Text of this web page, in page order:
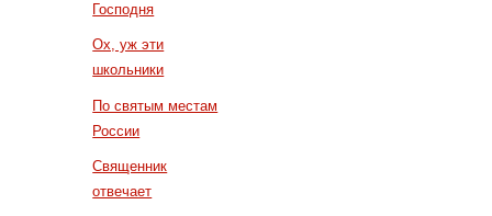
Господня
Ох, уж эти
школьники
По святым местам
России
Священник
отвечает